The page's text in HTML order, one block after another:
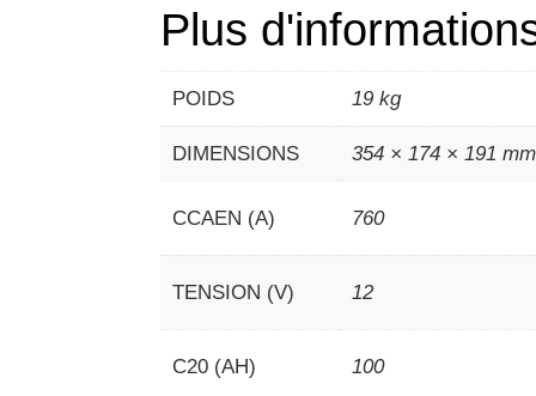
Plus
POIDS 19 kg
DIMENSIONS 354 × 174 × 191 mm
CCAEN (A) 760
TENSION (V) 12
C20 (AH) 100